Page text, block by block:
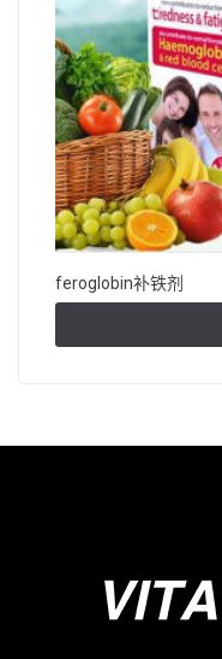
feroglobin补铁剂